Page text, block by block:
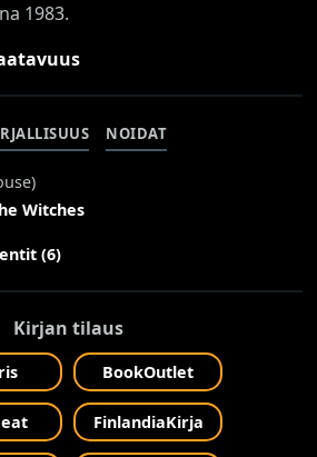
1983.
NOIDAT
)
Witches
(6)
Kirjan tilaus
BookOutlet
FinlandiaKirja